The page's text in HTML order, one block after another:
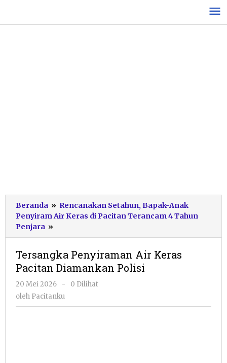
konten
Beranda » Rencanakan Setahun, Bapak-Anak
Penyiram Air Keras di Pacitan Terancam 4 Tahun
Penjara »
Penyiraman
Keras
Pacitan
Diamankan
Tersangka Penyiraman Air Keras
Pacitan Diamankan Polisi
20 Mei 2026
oleh
Pacitanku
-
0 Dilihat
oleh Pacitanku